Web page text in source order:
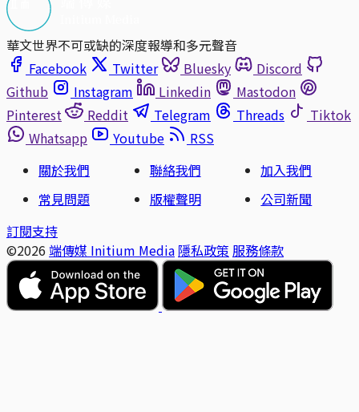
華文世界不可或缺的深度報導和多元聲音
Facebook
Twitter Bluesky
Discord
Github
Instagram Linkedin
Mastodon
Pinterest
Reddit Telegram Threads
Tiktok
Whatsapp
Youtube
RSS
關於我們
聯絡我們
加入我們
常見問題
版權聲明
公司新聞
訂閱支持
©2026 端傳媒 Initium Media 隱私政策 服務條款